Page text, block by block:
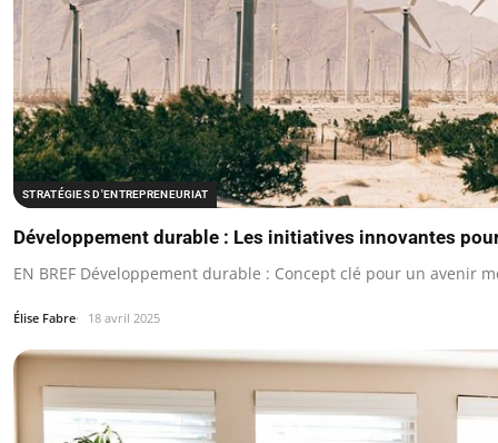
STRATÉGIES D'ENTREPRENEURIAT
Développement durable : Les initiatives innovantes
EN BREF Développement durable : Concept clé pour un avenir
Élise Fabre 18 avril 2025